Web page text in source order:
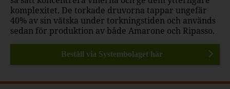
komplexitet. De torkade druvorna tappar ungefär
40% av sin vätska under torkningstiden och används
sedan för produktion av både Amarone och Ripasso.
Beställ via Systembolaget här